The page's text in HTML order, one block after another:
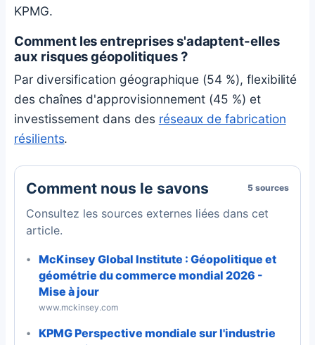
KPMG.
Comment les entreprises s'adaptent-elles
aux risques géopolitiques ?
Par diversification géographique (54 %), flexibilité
des chaînes d'approvisionnement (45 %) et
investissement dans des réseaux de fabrication
résilients.
Comment nous le savons 5 sources
Consultez les sources externes liées dans cet
article.
McKinsey Global Institute : Géopolitique et
géométrie du commerce mondial 2026 -
Mise à jour
www.mckinsey.com
KPMG Perspective mondiale sur l'industrie